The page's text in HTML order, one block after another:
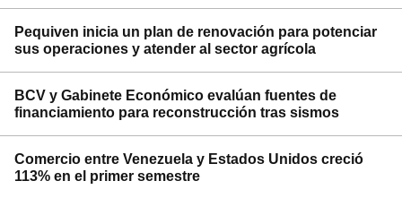
Pequiven inicia un plan de renovación para potenciar
sus operaciones y atender al sector agrícola
BCV y Gabinete Económico evalúan fuentes de
financiamiento para reconstrucción tras sismos
Comercio entre Venezuela y Estados Unidos creció
113% en el primer semestre